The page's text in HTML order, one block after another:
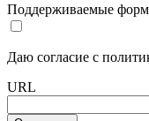
Поддерживаемые
Даю согласие с
URL